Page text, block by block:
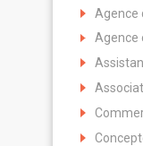
Agence
Agence